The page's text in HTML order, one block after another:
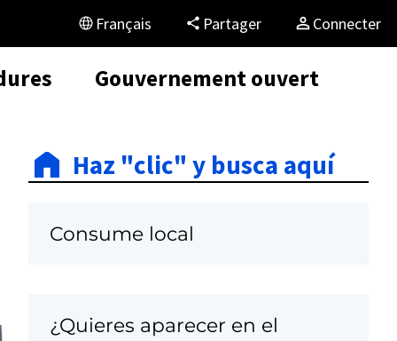
Français Partager Connecter
Gouvernement ouvert
Haz "clic" y busca aquí
Consume local
¿Quieres aparecer en el